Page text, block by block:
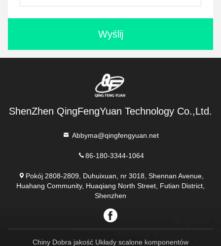
Wyślij
ShenZhen QingFengYuan Technology Co.,Ltd.
Abbyma@qingfengyuan.net
86-180-3344-1064
Pokój 2808-2809, Duhuixuan, nr 3018, Shennan Avenue,
Huahang Community, Huaqiang North Street, Futian District,
Shenzhen
Chiny Dobra jakość Układy scalone komponentów